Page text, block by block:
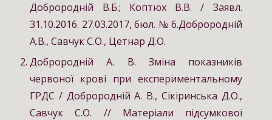
Доброродній В.Б.; Коптюх В.В. / Заявл.
31.10.2016. 27.03.2017, бюл. № 6.Доброродній
А.В., Савчук С.О., Цетнар Д.О.
Доброродній А. В. Зміна показників
червоної крові при експериментальному
ГРДС / Доброродній А. В., Сікіринська Д.О.,
Савчук С.О. // Матеріали підсумкової